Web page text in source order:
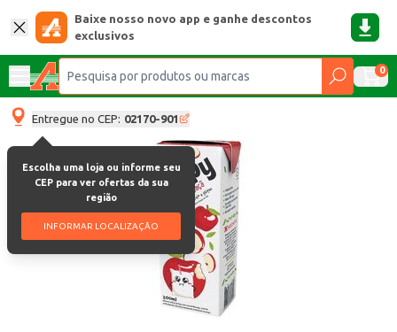
Baixe nosso novo app e ganhe descontos
exclusivos
0
Entregue no CEP: 02170-901
Escolha uma loja ou informe seu
CEP para ver ofertas da sua
região
INFORMAR LOCALIZAÇÃO